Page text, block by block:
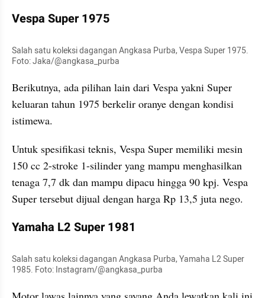
Vespa Super 1975
Salah satu koleksi dagangan Angkasa Purba, Vespa Super 1975.
Foto: Jaka/@angkasa_purba
Berikutnya, ada pilihan lain dari Vespa yakni Super
keluaran tahun 1975 berkelir oranye dengan kondisi
istimewa.
Untuk spesifikasi teknis, Vespa Super memiliki mesin
150 cc 2-stroke 1-silinder yang mampu menghasilkan
tenaga 7,7 dk dan mampu dipacu hingga 90 kpj. Vespa
Super tersebut dijual dengan harga Rp 13,5 juta nego.
Yamaha L2 Super 1981
Salah satu koleksi dagangan Angkasa Purba, Yamaha L2 Super
1985. Foto: Instagram/@angkasa_purba